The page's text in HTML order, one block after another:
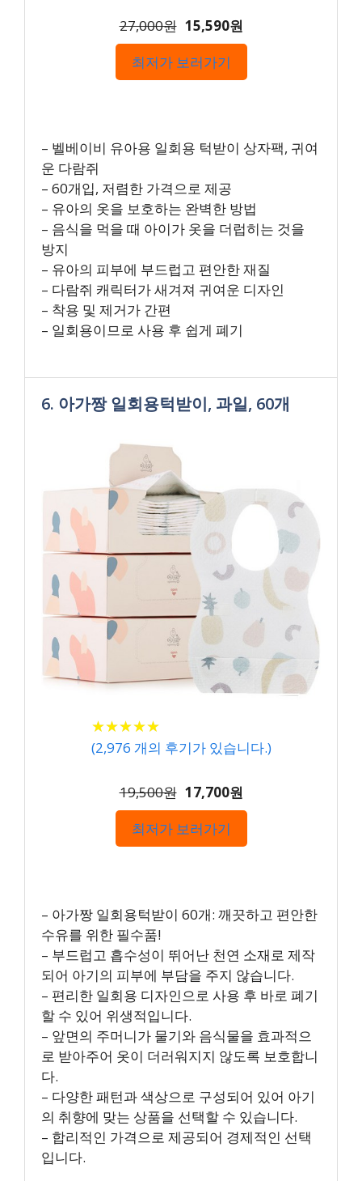
27,000원 15,590원
최저가 보러가기
– 벨베이비 유아용 일회용 턱받이 상자팩, 귀여
운 다람쥐
– 60개입, 저렴한 가격으로 제공
– 유아의 옷을 보호하는 완벽한 방법
– 음식을 먹을 때 아이가 옷을 더럽히는 것을
방지
– 유아의 피부에 부드럽고 편안한 재질
– 다람쥐 캐릭터가 새겨져 귀여운 디자인
– 착용 및 제거가 간편
– 일회용이므로 사용 후 쉽게 폐기
6. 아가짱 일회용턱받이, 과일, 60개
★★★★★
★★★★★
(2,976 개의 후기가 있습니다.)
19,500원 17,700원
최저가 보러가기
– 아가짱 일회용턱받이 60개: 깨끗하고 편안한
수유를 위한 필수품!
– 부드럽고 흡수성이 뛰어난 천연 소재로 제작
되어 아기의 피부에 부담을 주지 않습니다.
– 편리한 일회용 디자인으로 사용 후 바로 폐기
할 수 있어 위생적입니다.
– 앞면의 주머니가 물기와 음식물을 효과적으
로 받아주어 옷이 더러워지지 않도록 보호합니
다.
– 다양한 패턴과 색상으로 구성되어 있어 아기
의 취향에 맞는 상품을 선택할 수 있습니다.
– 합리적인 가격으로 제공되어 경제적인 선택
입니다.